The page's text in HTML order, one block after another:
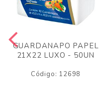
GUARDANAPO PAPEL
21X22 LUXO - 50UN
Código: 12698